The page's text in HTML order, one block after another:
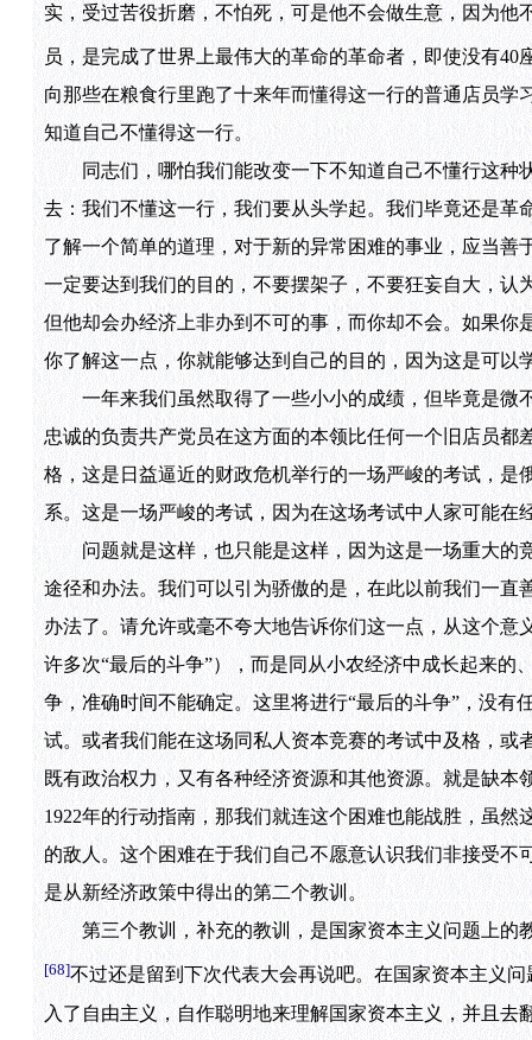
实，受过苦役折磨，不怕死，可是他不会做生意，因为
员，是完成了世界上最伟大的革命的革命者，即使没有40
向那些在粮食行里跑了十来年而懂得这一行的普通店员
知道自己不懂得这一行。
同志们，哪怕我们能改变一下不知道自己不懂行这种
去：我们不懂这一行，我们要从头学起。我们毕竟还是
了解一个简单的道理，对于新的异常困难的事业，应当
一定要达到我们的目的，不要摆架子，不要狂妄自大，
但他却会办经济上非办到不可的事，而你却不会。如果你
你了解这一点，你就能够达到自己的目的，因为这是可以
一年来我们虽然取得了一些小小的成绩，但毕竟是微
忠诚的负责共产党员在这方面的本领比任何一个旧店员
格，这是日益逼近的财政危机举行的一场严峻的考试，
系。这是一场严峻的考试，因为在这场考试中人家可能在
问题就是这样，也只能是这样，因为这是一场重大的
途径和办法。我们可以引为骄傲的是，在此以前我们一
办法了。请允许或毫不夸大地告诉你们这一点，从这个
许多次“最后的斗争”），而是同从小农经济中成长起来
争，准确时间不能确定。这里将进行“最后的斗争”，没
试。或者我们能在这场同私人资本竞赛的考试中及格，
既有政治权力，又有各种经济资源和其他资源。就是缺
1922年的行动指南，那我们就连这个困难也能战胜，虽
的敌人。这个困难在于我们自己不愿意认识我们非接受
是从新经济政策中得出的第二个教训。
第三个教训，补充的教训，是国家资本主义问题上的
[68]不过还是留到下次代表大会再说吧。在国家资本主义
入了自由主义，自作聪明地来理解国家资本主义，并且